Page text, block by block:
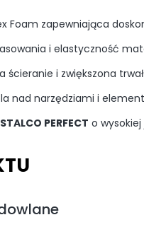
Foam zapewniająca
i elastyczność
ścieranie i zwiększona
nad narzędziami i
STALCO PERFECT o wysokiej